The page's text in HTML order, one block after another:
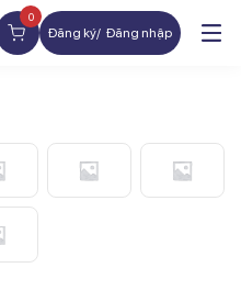
0
Đăng ký Đăng nhập